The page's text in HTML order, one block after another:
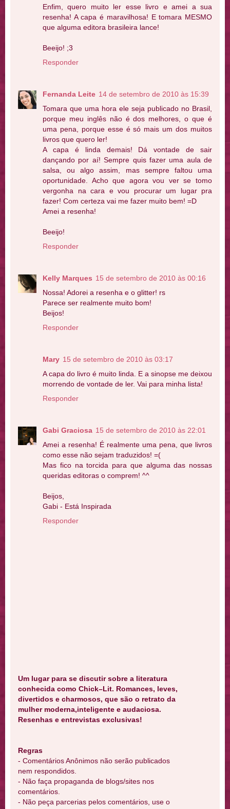
Enfim, quero muito ler esse livro e amei a sua
resenha! A capa é maravilhosa! E tomara MESMO
que alguma editora brasileira lance!
Beeijo! ;3
Responder
Fernanda Leite 14 de setembro de 2010 às 15:39
Tomara que uma hora ele seja publicado no Brasil,
porque meu inglês não é dos melhores, o que é
uma pena, porque esse é só mais um dos muitos
livros que quero ler!
A capa é linda demais! Dá vontade de sair
dançando por aí! Sempre quis fazer uma aula de
salsa, ou algo assim, mas sempre faltou uma
oportunidade. Acho que agora vou ver se tomo
vergonha na cara e vou procurar um lugar pra
fazer! Com certeza vai me fazer muito bem! =D
Amei a resenha!
Beeijo!
Responder
Kelly Marques 15 de setembro de 2010 às 00:16
Nossa! Adorei a resenha e o glitter! rs
Parece ser realmente muito bom!
Beijos!
Responder
Mary 15 de setembro de 2010 às 03:17
A capa do livro é muito linda. E a sinopse me deixou
morrendo de vontade de ler. Vai para minha lista!
Responder
Gabi Graciosa 15 de setembro de 2010 às 22:01
Amei a resenha! É realmente uma pena, que livros
como esse não sejam traduzidos! =(
Mas fico na torcida para que alguma das nossas
queridas editoras o comprem! ^^
Beijos,
Gabi - Está Inspirada
Responder
Um lugar para se discutir sobre a literatura
conhecida como Chick–Lit. Romances, leves,
divertidos e charmosos, que são o retrato da
mulher moderna,inteligente e audaciosa.
Resenhas e entrevistas exclusivas!
Regras
- Comentários Anônimos não serão publicados
nem respondidos.
- Não faça propaganda de blogs/sites nos
comentários.
- Não peça parcerias pelos comentários, use o